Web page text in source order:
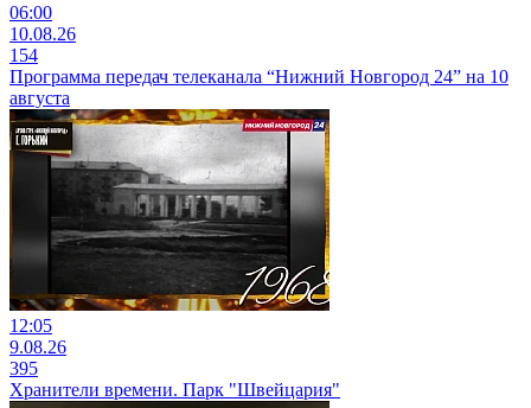
06:00
10.08.26
154
Программа передач телеканала “Нижний Новгород 24” на 10
августа
12:05
9.08.26
395
Хранители времени. Парк "Швейцария"